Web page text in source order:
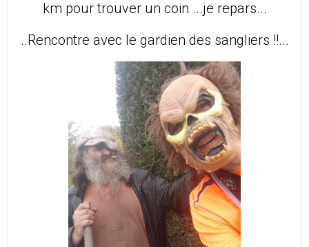
km pour trouver un coin ...je repars...
..Rencontre avec le gardien des sangliers !!...